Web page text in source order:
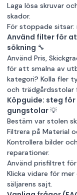
Laga lösa skruvar
skador.
För stoppade sitsar:
Använd filter för
sökning 🔧
Använd Pris,
för att smalna av
kategori? Kolla fler
och trädgårdsstolar
Köpguide: steg
gungstolar 💡
Bestäm var stolen
Filtrera på Material
Kontrollera bilder
reparationer.
Använd prisfiltret
Klicka vidare för
säljarens sajt.